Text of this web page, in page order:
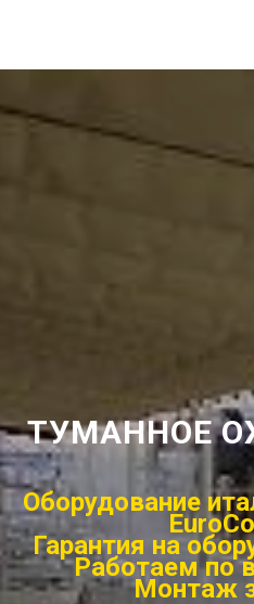
ТУМАННОЕ
Оборудование
Гарантия на
Работаем по
Монтаж